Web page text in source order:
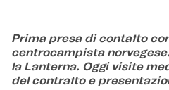
Prima presa di contatto
centrocampista
la Lanterna. Oggi visite
del contratto e